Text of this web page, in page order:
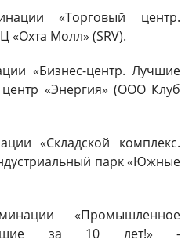
«Торговый центр.
«Охта Молл» (SRV).
«Бизнес-центр. Лучшие
«Энергия» (ООО Клуб
«Складской комплекс.
парк «Южные
«Промышленное
за 10 лет!» -